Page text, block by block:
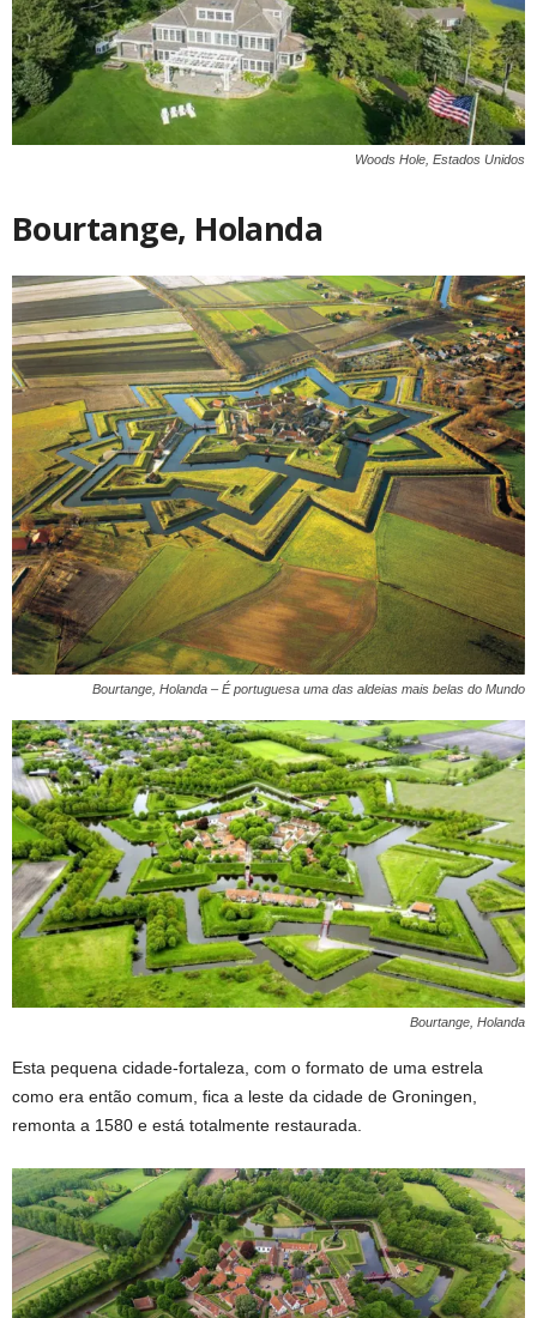
Woods Hole, Estados Unidos
Bourtange, Holanda
Bourtange, Holanda – É portuguesa uma das aldeias mais belas do Mundo
Bourtange, Holanda
Esta pequena cidade-fortaleza, com o formato de uma estrela
como era então comum, fica a leste da cidade de Groningen,
remonta a 1580 e está totalmente restaurada.